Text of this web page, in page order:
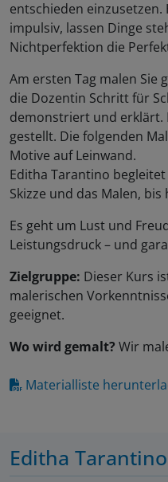
entschieden
impulsiv, lassen Dinge
Nichtperfektion die
Am ersten Tag malen Sie
die Dozentin Schritt für
demonstriert und erklärt.
gestellt. Die folgenden
Motive auf Leinwand.
Editha Tarantino
Skizze und das Malen,
Es geht um Lust und
Leistungsdruck – und
Zielgruppe: Dieser Kurs
malerischen
geeignet.
Wo wird gemalt? Wir
Materialliste
Editha Tarantino